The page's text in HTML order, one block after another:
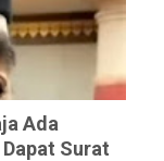
Ada
Dapat Surat